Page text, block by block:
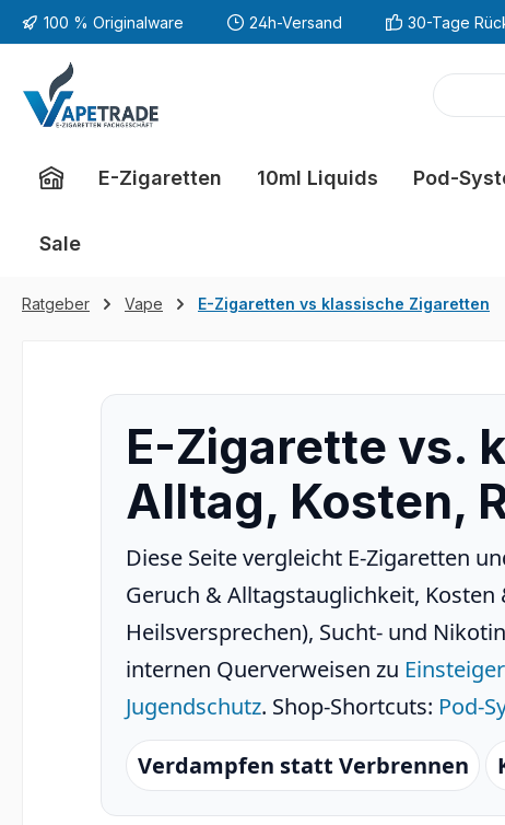
Hauptinhalt springen
Zur Suche springen
Zur Hauptnavigation springen
100 % Originalware 24h-Versand 30-Tage
E-Zigaretten 10ml Liquids Pod-
Sale
Ratgeber Vape E-Zigaretten vs klassische Zigaretten
E-Zigarette vs.
Alltag, Kosten,
Diese Seite vergleicht E-Zigaretten
Geruch & Alltagstauglichkeit,
Heilsversprechen), Sucht- und
internen Querverweisen zu
Jugendschutz. Shop-Shortcuts: Pod-
Verdampfen statt Verbrennen